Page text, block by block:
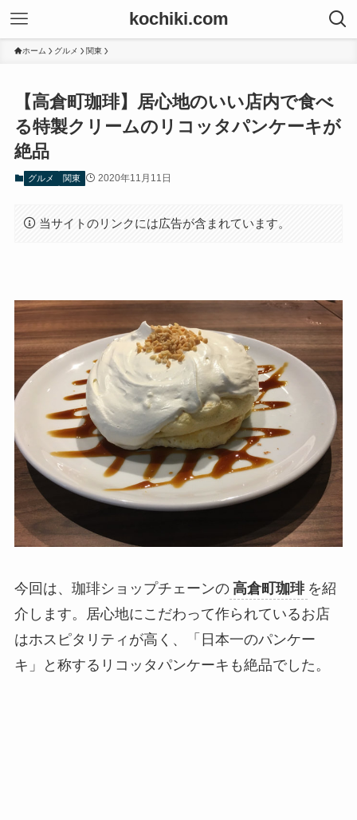
kochiki.com
ホーム グルメ 関東
【高倉町珈琲】居心地のいい店内で食べ
る特製クリームのリコッタパンケーキが
絶品
グルメ 関東 2020年11月11日
当サイトのリンクには広告が含まれています。
今回は、珈琲ショップチェーンの 高倉町珈琲 を紹
介します。居心地にこだわって作られているお店
はホスピタリティが高く、「日本一のパンケー
キ」と称するリコッタパンケーキも絶品でした。